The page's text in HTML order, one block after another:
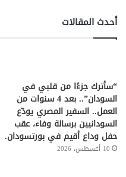
أحدث المقالات
“سأترك جزءًا من قلبي في
السودان”.. بعد 4 سنوات من
العمل.. السفير المصري يودّع
السودانيين برسالة وفاء، عقب
حفل وداع أقيم في بورتسودان.
10 أغسطس، 2026